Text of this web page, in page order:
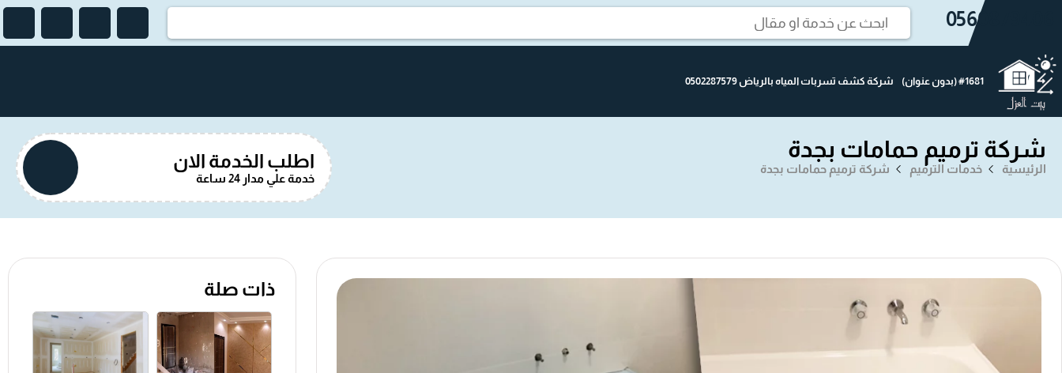
0560879406
#1681 (بدون عنوان) شركة كشف تسربات المياه بالرياض 0502287579
شركة ترميم حمامات بجدة
الرئيسية خدمات الترميم شركة ترميم حمامات بجدة اطلب الخدمة الان
خدمة علي مدار 24 ساعة
ذات صلة